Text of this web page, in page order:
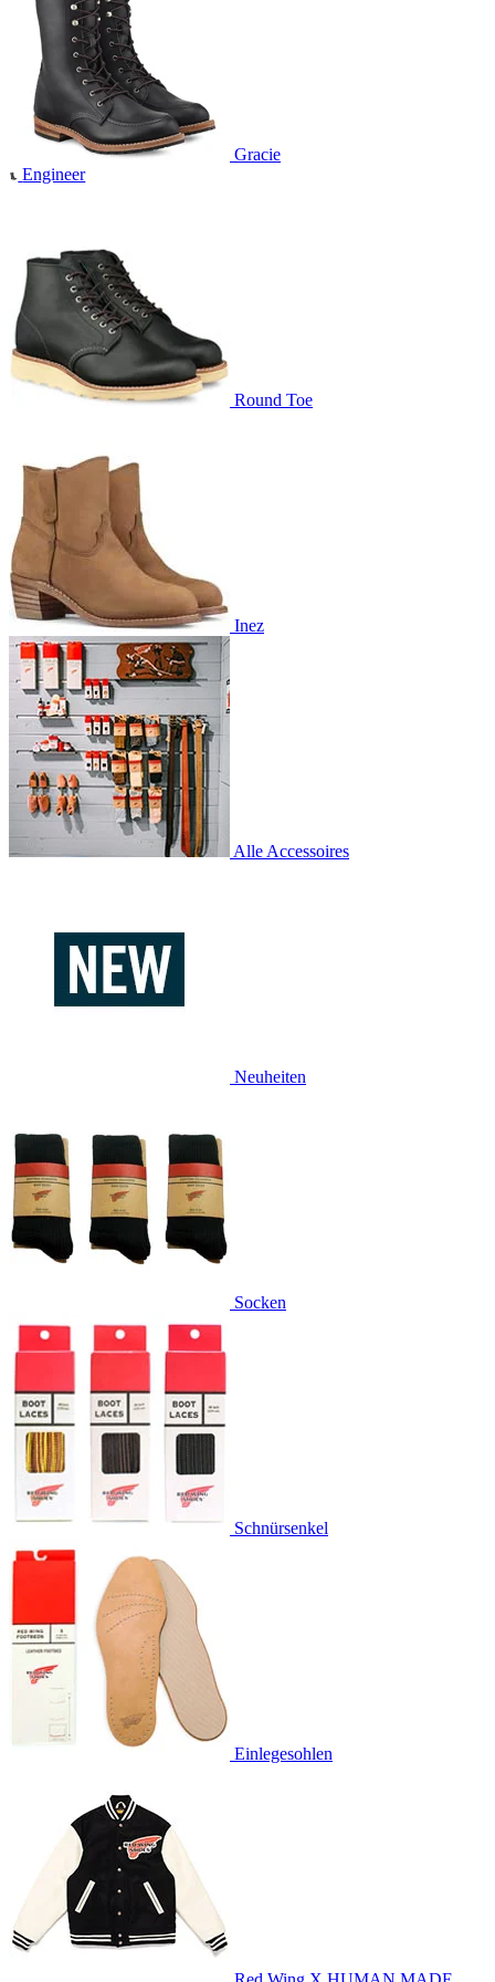
Gracie
Engineer
Round Toe
Inez
Alle Accessoires
Neuheiten
Socken
Schnürsenkel
Einlegesohlen